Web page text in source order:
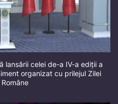
lansării celei de-a IV-a ediții a
organizat cu prilejul Zilei